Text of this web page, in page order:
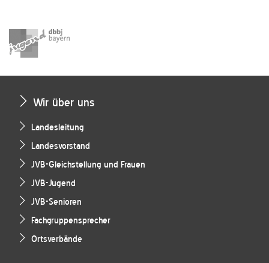
Wir über uns
Landesleitung
Landesvorstand
JVB-Gleichstellung und Frauen
JVB-Jugend
JVB-Senioren
Fachgruppensprecher
Ortsverbände